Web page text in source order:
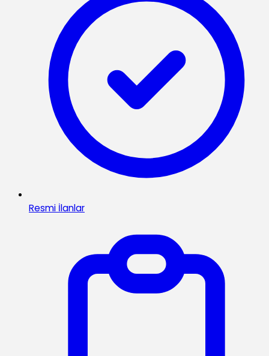
Resmi İlanlar